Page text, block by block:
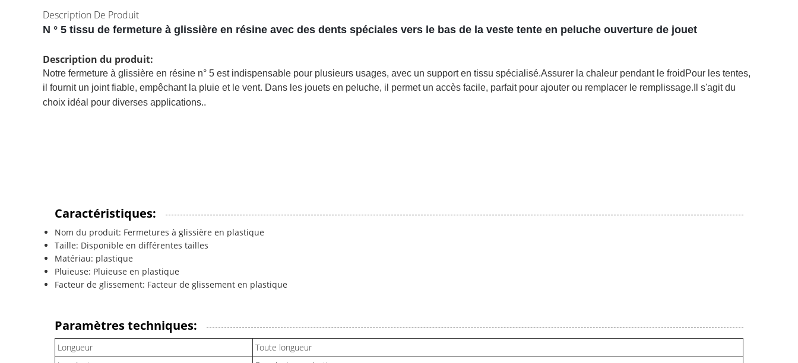
Description De Produit
N ° 5 tissu de fermeture à glissière en résine avec des dents spéciales vers le bas de la veste tente en peluche ouverture de jouet
Description du produit:
Notre fermeture à glissière en résine n° 5 est indispensable pour plusieurs usages, avec un support en tissu spécialisé.Assurer la chaleur pendant le froidPour les tentes,
il fournit un joint fiable, empêchant la pluie et le vent. Dans les jouets en peluche, il permet un accès facile, parfait pour ajouter ou remplacer le remplissage.Il s'agit du
choix idéal pour diverses applications..
Caractéristiques:
Nom du produit: Fermetures à glissière en plastique
Taille: Disponible en différentes tailles
Matériau: plastique
Pluieuse: Pluieuse en plastique
Facteur de glissement: Facteur de glissement en plastique
Paramètres techniques:
Longueur
Toute longueur